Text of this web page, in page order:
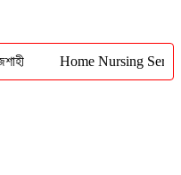
Home Nursing Service